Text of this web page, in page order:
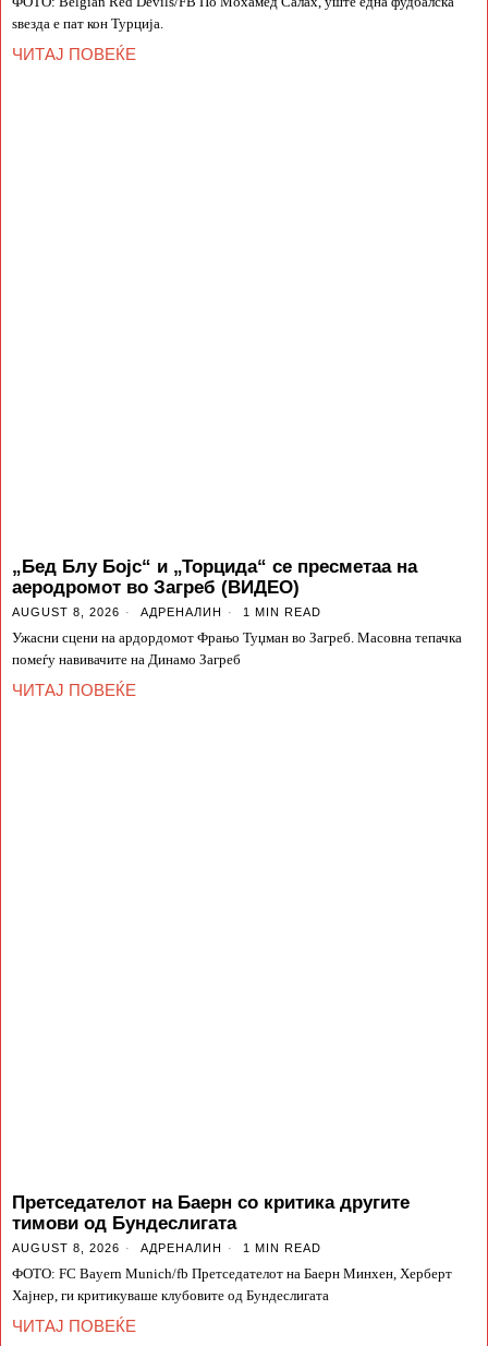
ѕвезда е пат кон Турција.
ЧИТАЈ ПОВЕЌЕ
„Бед Блу Бојс“ и „Торцида“ се пресметаа на
аеродромот во Загреб (ВИДЕО)
AUGUST 8, 2026 АДРЕНАЛИН 1 MIN READ
Ужасни сцени на ардордомот Фрањо Туџман во Загреб. Масовна тепачка
помеѓу навивачите на Динамо Загреб
ЧИТАЈ ПОВЕЌЕ
Претседателот на Баерн со критика другите
тимови од Бундеслигата
AUGUST 8, 2026 АДРЕНАЛИН 1 MIN READ
ФОТО: FC Bayern Munich/fb Претседателот на Баерн Минхен, Херберт
Хајнер, ги критикуваше клубовите од Бундеслигата
ЧИТАЈ ПОВЕЌЕ